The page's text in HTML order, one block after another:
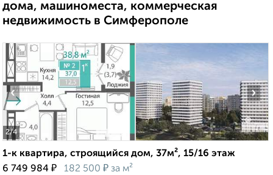
дома, машиноместа, коммерческая
недвижимость в Симферополе
2/4
‹ ›
1-к квартира, строящийся дом, 37м², 15/16 этаж
6 749 984 ₽ 182 500 ₽ за м²